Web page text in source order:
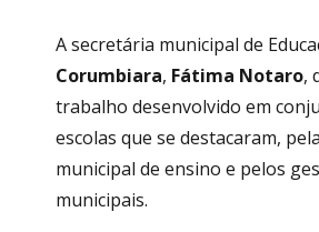
A secretária municipal de
Corumbiara, Fátima Notaro,
trabalho desenvolvido em
escolas que se destacaram,
municipal de ensino e pelos
municipais.